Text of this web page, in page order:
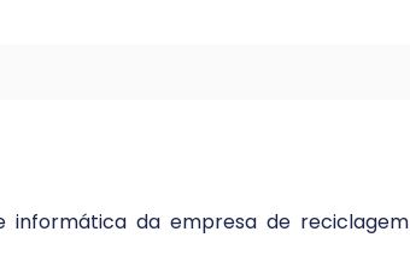
informática da empresa de reciclagem